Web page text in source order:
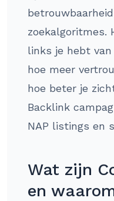
zoekalgoritmes.
links je hebt
hoe meer
hoe beter je
Backlink
NAP listings en
Wat zijn
en